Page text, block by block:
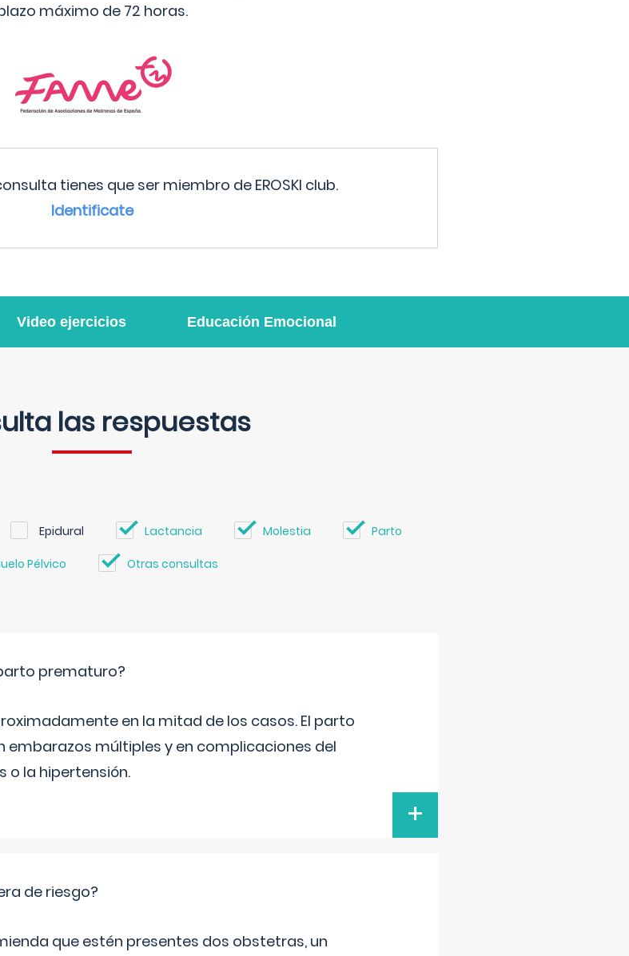
máximo de 72 horas.
tienes que ser miembro de EROSKI club.
Identificate
Video ejercicios Educación Emocional
las respuestas
Epidural Lactancia Molestia Parto
Pélvico Otras consultas
prematuro?
en la mitad de los casos. El parto
múltiples y en complicaciones del
o la hipertensión.
+
de riesgo?
que estén presentes dos obstetras, un